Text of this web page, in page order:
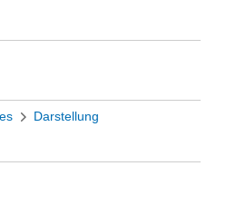
Darstellung